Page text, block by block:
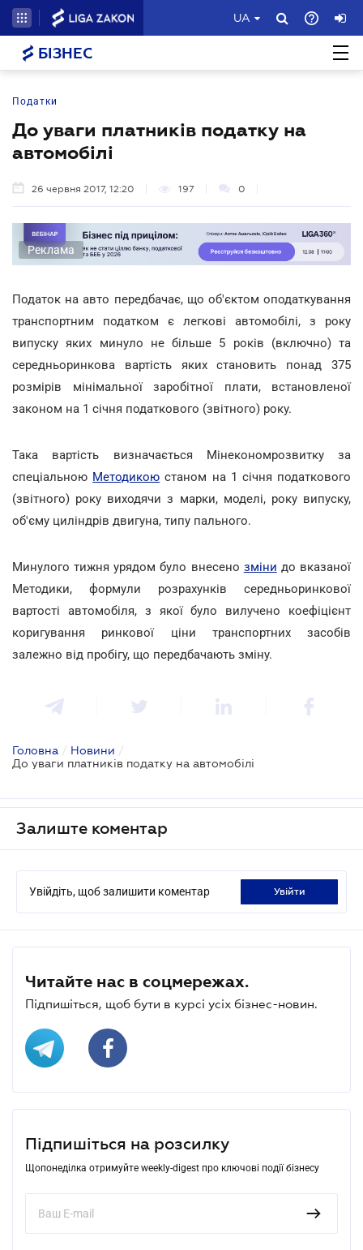
UA
БІЗНЕС
Податки
До уваги платників податку на
автомобілі
26 червня 2017, 12:20 197 0
Реклама
Податок на авто передбачає, що об'єктом оподаткування
транспортним податком є легкові автомобілі, з року
випуску яких минуло не більше 5 років (включно) та
середньоринкова вартість яких становить понад 375
розмірів мінімальної заробітної плати, встановленої
законом на 1 січня податкового (звітного) року.
Така вартість визначається Мінекономрозвитку за
спеціальною Методикою станом на 1 січня податкового
(звітного) року виходячи з марки, моделі, року випуску,
об'єму циліндрів двигуна, типу пального.
Минулого тижня урядом було внесено зміни до вказаної
Методики, формули розрахунків середньоринкової
вартості автомобіля, з якої було вилучено коефіцієнт
коригування ринкової ціни транспортних засобів
залежно від пробігу, що передбачають зміну.
Головна / Новини /
До уваги платників податку на автомобілі
Залиште коментар
Увійдіть, щоб залишити коментар увійти
Читайте нас в соцмережах.
Підпишіться, щоб бути в курсі усіх бізнес-новин.
Підпишіться на розсилку
Щопонеділка отримуйте weekly-digest про ключові події бізнесу